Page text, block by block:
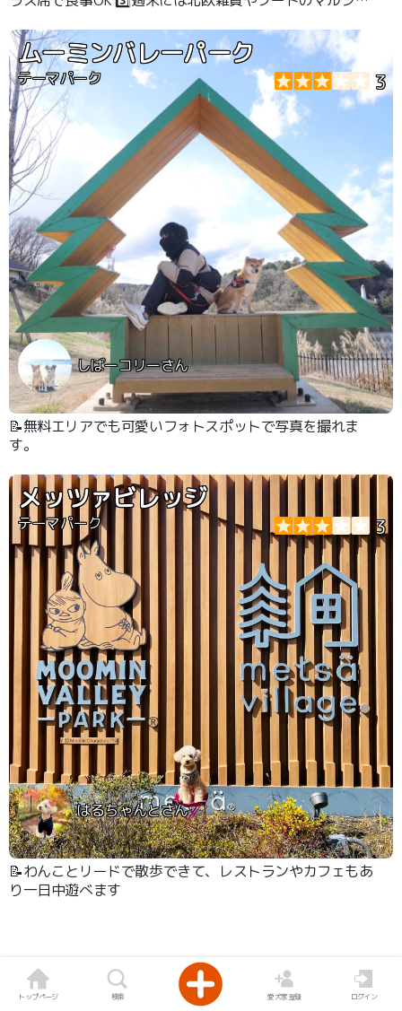
楽しめます！
ムーミンバレーパーク
テーマパーク 3
しばーコリーさん
📝無料エリアでも可愛いフォトスポットで写真を撮れま
す。
メッツァビレッジ
テーマパーク 3
はるちゃんとさん
📝わんことリードで散歩できて、レストランやカフェもあ
り一日中遊べます
トップページ 検索 愛犬家登録 ログイン